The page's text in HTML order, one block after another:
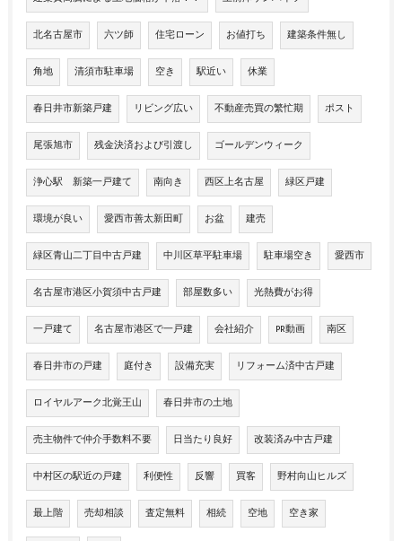
北名古屋市 六ツ師 住宅ローン お値打ち 建築条件無し
角地 清須市駐車場 空き 駅近い 休業
春日井市新築戸建 リビング広い 不動産売買の繁忙期 ポスト
尾張旭市 残金決済および引渡し ゴールデンウィーク
浄心駅 新築一戸建て 南向き 西区上名古屋 緑区戸建
環境が良い 愛西市善太新田町 お盆 建売
緑区青山二丁目中古戸建 中川区草平駐車場 駐車場空き 愛西市
名古屋市港区小賀須中古戸建 部屋数多い 光熱費がお得
一戸建て 名古屋市港区で一戸建 会社紹介 PR動画 南区
春日井市の戸建 庭付き 設備充実 リフォーム済中古戸建
ロイヤルアーク北覚王山 春日井市の土地
売主物件で仲介手数料不要 日当たり良好 改装済み中古戸建
中村区の駅近の戸建 利便性 反響 買客 野村向山ヒルズ
最上階 売却相談 査定無料 相続 空地 空き家